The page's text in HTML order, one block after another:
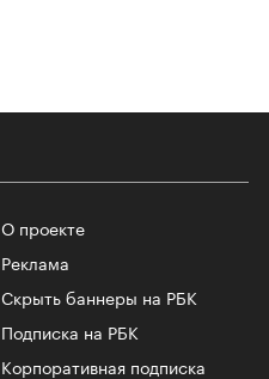
О проекте
Реклама
Скрыть баннеры на РБК
Подписка на РБК
Корпоративная подписка